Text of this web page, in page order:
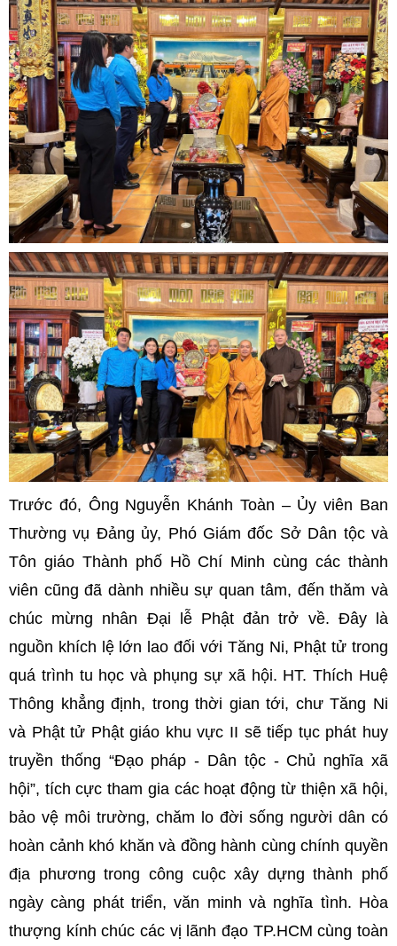
Trước đó, Ông Nguyễn Khánh Toàn – Ủy viên Ban
Thường vụ Đảng ủy, Phó Giám đốc Sở Dân tộc và
Tôn giáo Thành phố Hồ Chí Minh cùng các thành
viên cũng đã dành nhiều sự quan tâm, đến thăm và
chúc mừng nhân Đại lễ Phật đản trở về. Đây là
nguồn khích lệ lớn lao đối với Tăng Ni, Phật tử trong
quá trình tu học và phụng sự xã hội. HT. Thích Huệ
Thông khẳng định, trong thời gian tới, chư Tăng Ni
và Phật tử Phật giáo khu vực II sẽ tiếp tục phát huy
truyền thống “Đạo pháp - Dân tộc - Chủ nghĩa xã
hội”, tích cực tham gia các hoạt động từ thiện xã hội,
bảo vệ môi trường, chăm lo đời sống người dân có
hoàn cảnh khó khăn và đồng hành cùng chính quyền
địa phương trong công cuộc xây dựng thành phố
ngày càng phát triển, văn minh và nghĩa tình. Hòa
thượng kính chúc các vị lãnh đạo TP.HCM cùng toàn